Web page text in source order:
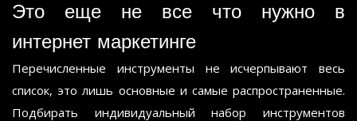
Это еще не все что нужно в
интернет маркетинге
Перечисленные инструменты не исчерпывают весь
список, это лишь основные и самые распространенные.
Подбирать индивидуальный набор инструментов